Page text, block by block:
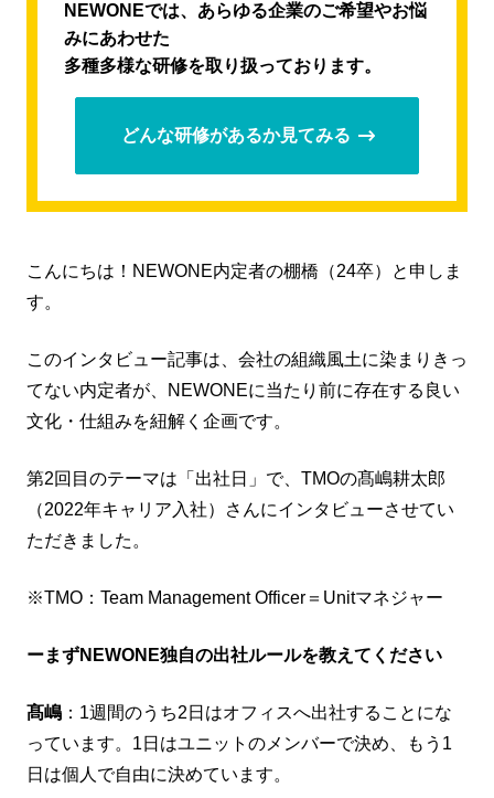
NEWONEでは、あらゆる企業のご希望やお悩
みにあわせた
多種多様な研修を取り扱っております。
どんな研修があるか見てみる
こんにちは！NEWONE内定者の棚橋（24卒）と申しま
す。
このインタビュー記事は、会社の組織風土に染まりきっ
てない内定者が、NEWONEに当たり前に存在する良い
文化・仕組みを紐解く企画です。
第2回目のテーマは「出社日」で、TMOの髙嶋耕太郎
（2022年キャリア入社）さんにインタビューさせてい
ただきました。
※TMO：Team Management Officer＝Unitマネジャー
ーまずNEWONE独自の出社ルールを教えてください
髙嶋 ：1週間のうち2日はオフィスへ出社することにな
っています。1日はユニットのメンバーで決め、もう1
日は個人で自由に決めています。